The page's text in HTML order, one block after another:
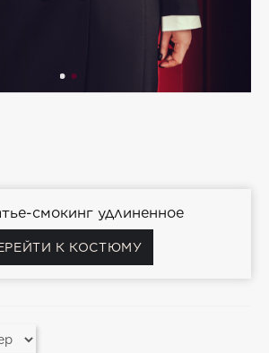
смокинг удлиненное
К КОСТЮМУ